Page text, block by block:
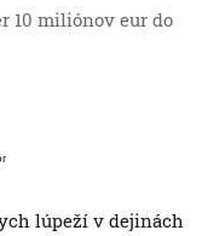
10 miliónov eur do
lúpeží v dejinách